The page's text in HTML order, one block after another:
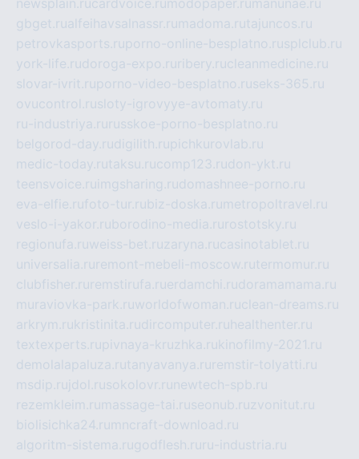
gbget.rualfeihavsalnassr.ru madoma.rutajuncos.ru
petrovkasports.ruporno-online-besplatno.rusplclub.ru
york-life.rudoroga-expo.ru ribery.rucleanmedicine.ru
slovar-ivrit.ruporno-video-besplatno.ruseks-365.ru
ovucontrol.rusloty-igrovyye-avtomaty.ru
ru-industriya.ru russkoe-porno-besplatno.ru
belgorod-day.rudigilith.rupichkurovlab.ru
medic-today.rutaksu.rucomp123.rudon-ykt.ru
teensvoice.ru imgsharing.rudomashnee-porno.ru
eva-elfie.rufoto-tur.rubiz-doska.ru metropoltravel.ru
veslo-i-yakor.ruborodino-media.ru rostotsky.ru
regionufa.ruweiss-bet.ruzaryna.rucasinotablet.ru
universalia.ru remont-mebeli-moscow.rutermomur.ru
clubfisher.ru remstirufa.ruerdamchi.rudoramamama.ru
muraviovka-park.ruworldofwoman.ruclean-dreams.ru
arkrym.rukristinita.rudircomputer.ru healthenter.ru
textexperts.rupivnaya-kruzhka.rukinofilmy-2021.ru
demolalapaluza.rutanyavanya.ru remstir-tolyatti.ru
msdip.ru jdol.rusokolovr.ru newtech-spb.ru
rezemkleim.ru massage-tai.ruseonub.ruzvonitut.ru
biolisichka24.ru mncraft-download.ru
algoritm-sistema.rugodflesh.ru ru-industria.ru